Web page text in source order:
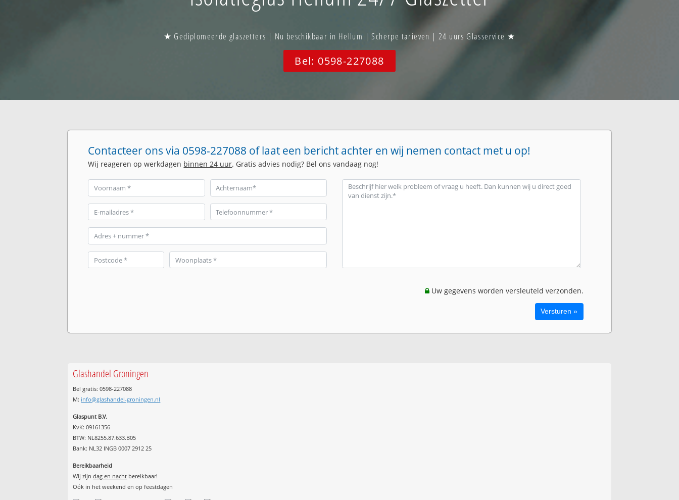
★ Gediplomeerde glaszetters | Nu beschikbaar in Hellum | Scherpe tarieven | 24 uurs Glasservice ★
Bel: 0598-227088
Contacteer ons via 0598-227088 of laat een bericht achter en wij nemen contact met u op!
Wij reageren op werkdagen binnen 24 uur. Gratis advies nodig? Bel ons vandaag nog!
Uw gegevens worden versleuteld verzonden.
Glashandel Groningen
Bel gratis: 0598-227088
M: info@glashandel-groningen.nl
Glaspunt B.V.
KvK: 09161356
BTW: NL8255.87.633.B05
Bank: NL32 INGB 0007 2912 25
Bereikbaarheid
Wij zijndag en nacht bereikbaar!
Oók in het weekend en op feestdagen